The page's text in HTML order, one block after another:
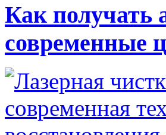
Как получать
современные